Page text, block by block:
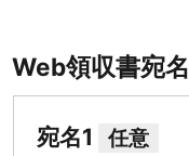
Web領収書宛名
宛名1 任意